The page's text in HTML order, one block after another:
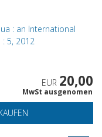
: an International
: 5, 2012
EUR 20,00
MwSt ausgenomen